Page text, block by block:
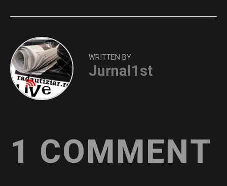
WRITTEN BY
Jurnal1st
1 COMMENT